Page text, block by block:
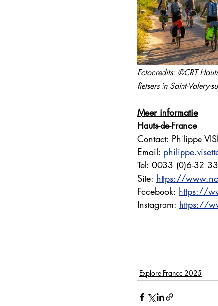
Fotocredits: ©CRT
fietsers in Saint-Valery-
Meer informatie
Hauts-de-France
Contact: Philippe
Email:
Tel: 0033 (0)6-32
Site: https://
Facebook: https://
Instagram: https://
Explore France 2025